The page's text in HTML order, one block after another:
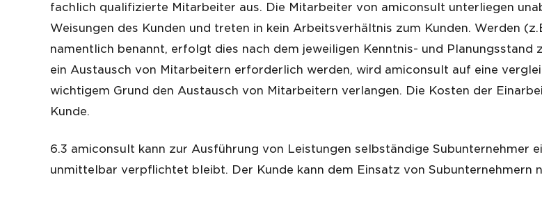
fachlich qualifizierte Mitarbeiter aus. Die Mitarbeiter von amiconsult unterliegen
Weisungen des Kunden und treten in kein Arbeitsverhältnis zum Kunden. Werden
namentlich benannt, erfolgt dies nach dem jeweiligen Kenntnis- und
ein Austausch von Mitarbeitern erforderlich werden, wird amiconsult auf eine
wichtigem Grund den Austausch von Mitarbeitern verlangen. Die Kosten der
Kunde.
6.3 amiconsult kann zur Ausführung von Leistungen selbständige Subunternehmer
unmittelbar verpflichtet bleibt. Der Kunde kann dem Einsatz von Subunternehmern